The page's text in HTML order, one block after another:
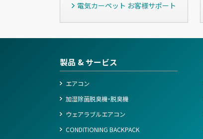
電気カーペット お客様サポート
製品 & サービス
エアコン
加湿除菌脱臭機・脱臭機
ウェアラブルエアコン
CONDITIONING BACKPACK